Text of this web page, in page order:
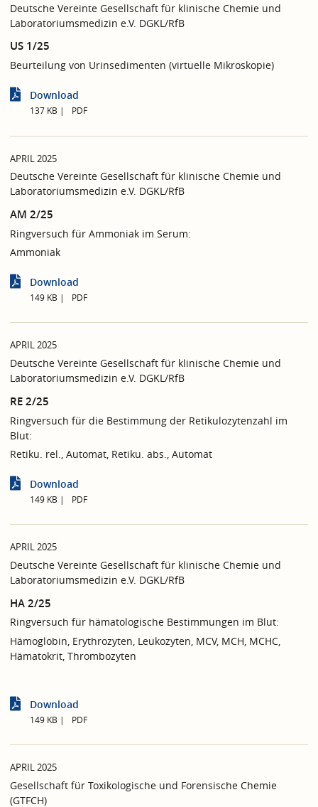
Deutsche Vereinte Gesellschaft für klinische Chemie und
Laboratoriumsmedizin e.V. DGKL/RfB
US 1/25
Beurteilung von Urinsedimenten (virtuelle Mikroskopie)
Download
137 KB PDF
APRIL 2025
Deutsche Vereinte Gesellschaft für klinische Chemie und
Laboratoriumsmedizin e.V. DGKL/RfB
AM 2/25
Ringversuch für Ammoniak im Serum:
Ammoniak
Download
149 KB PDF
APRIL 2025
Deutsche Vereinte Gesellschaft für klinische Chemie und
Laboratoriumsmedizin e.V. DGKL/RfB
RE 2/25
Ringversuch für die Bestimmung der Retikulozytenzahl im
Blut:
Retiku. rel., Automat, Retiku. abs., Automat
Download
149 KB PDF
APRIL 2025
Deutsche Vereinte Gesellschaft für klinische Chemie und
Laboratoriumsmedizin e.V. DGKL/RfB
HA 2/25
Ringversuch für hämatologische Bestimmungen im Blut:
Hämoglobin, Erythrozyten, Leukozyten, MCV, MCH, MCHC,
Hämatokrit, Thrombozyten
Download
149 KB PDF
APRIL 2025
Gesellschaft für Toxikologische und Forensische Chemie
(GTFCH)